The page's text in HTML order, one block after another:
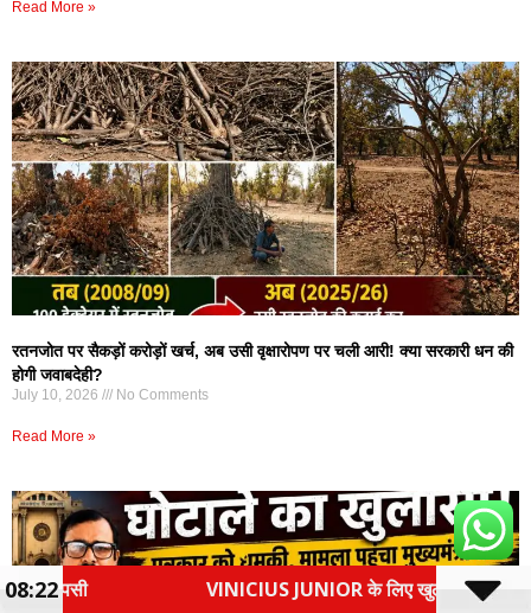
Read More »
रतनजोत पर सैकड़ों करोड़ों खर्च, अब उसी वृक्षारोपण पर चली आरी! क्या सरकारी धन की
होगी जवाबदेही?
July 10, 2026 No Comments
Read More »
JUNIOR के लिए खुला खजाना, इंग्लिश क्लब ने रिकॉर्ड सैलरी का ऑफर
08:22